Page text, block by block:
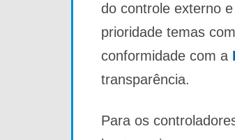
do controle externo
prioridade temas
conformidade com a
transparência.
Para os